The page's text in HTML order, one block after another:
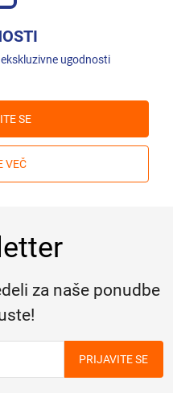
ugodnosti
SE
VEČ
za naše ponudbe
PRIJAVITE SE